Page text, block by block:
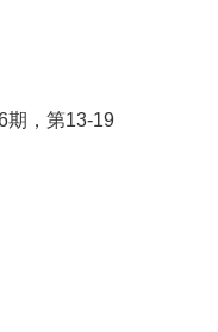
期，第13-19